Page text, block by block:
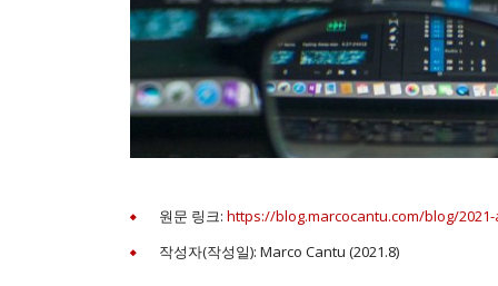
원문 링크: https://blog.marcocantu.com/blog/
작성자(작성일): Marco Cantu (2021.8)